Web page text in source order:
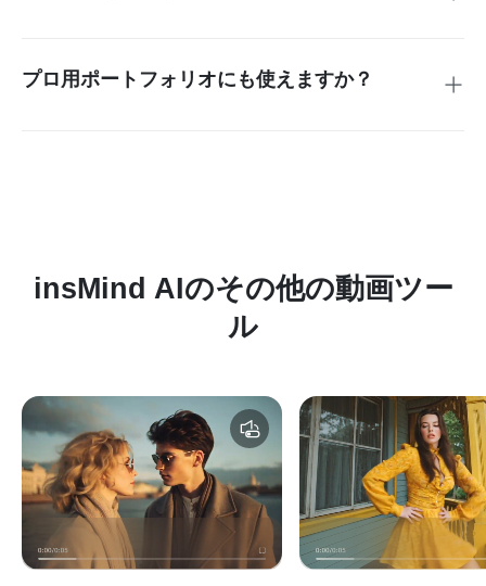
プロ用ポートフォリオにも使えますか？
insMind AIのその他の動画ツー
ル